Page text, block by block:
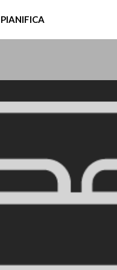
PIANIFICA